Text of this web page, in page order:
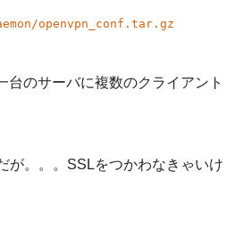
openvpn_conf.tar.gz
台のサーバに複数のクライアント
が。。。SSLをつかわなきゃいけ